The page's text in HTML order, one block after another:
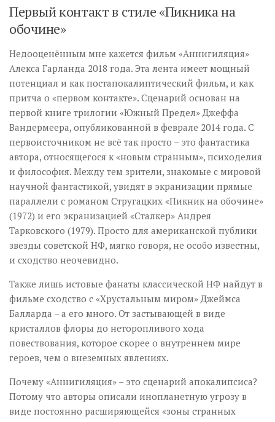
Первый контакт в стиле «Пикника на
обочине»
Недооценённым мне кажется фильм «Аннигиляция»
Алекса Гарланда 2018 года. Эта лента имеет мощный
потенциал и как постапокалиптический фильм, и как
притча о «первом контакте». Сценарий основан на
первой книге трилогии «Южный Предел» Джеффа
Вандермеера, опубликованной в феврале 2014 года. С
первоисточником не всё так просто – это фантастика
автора, относящегося к «новым странным», психоделия
и философия. Между тем зрители, знакомые с мировой
научной фантастикой, увидят в экранизации прямые
параллели с романом Стругацких «Пикник на обочине»
(1972) и его экранизацией «Сталкер» Андрея
Тарковского (1979). Просто для американской публики
звезды советской НФ, мягко говоря, не особо известны,
и сходство неочевидно.
Также лишь истовые фанаты классической НФ найдут в
фильме сходство с «Хрустальным миром» Джеймса
Балларда – а его много. От застывающей в виде
кристаллов флоры до неторопливого хода
повествования, которое скорее о внутреннем мире
героев, чем о внеземных явлениях.
Почему «Аннигиляция» – это сценарий апокалипсиса?
Потому что авторы описали инопланетную угрозу в
виде постоянно расширяющейся «зоны странных